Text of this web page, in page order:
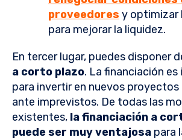
proveedores y optimizar
para mejorar la liquidez.
En tercer lugar, puedes disponer
a corto plazo. La financiación
para invertir en nuevos proyectos
ante imprevistos. De todas las
existentes, la financiación a
puede ser muy ventajosa para